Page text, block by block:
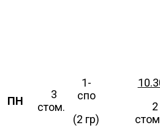
ПН
3
стом.
1-
спо
(2 гр)
2